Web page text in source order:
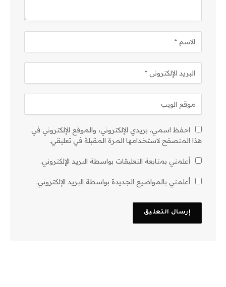
احفظ اسمي، بريدي الإلكتروني، والموقع الإلكتروني في
هذا المتصفح لاستخدامها المرة المقبلة في تعليقي.
أعلمني بمتابعة التعليقات بواسطة البريد الإلكتروني.
أعلمني بالمواضيع الجديدة بواسطة البريد الإلكتروني.